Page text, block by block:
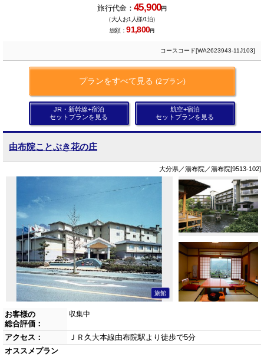
旅行代金：45,900円
（大人お1人様/1泊）
総額：91,800円
コースコード[WA2623943-11J103]
プランをすべて見る (2プラン)
JR・新幹線+宿泊
セットプランを見る
航空+宿泊
セットプランを見る
由布院ことぶき花の庄
大分県／湯布院／湯布院[9513-102]
旅館
お客様の
総合評価：
収集中
アクセス：
ＪＲ久大本線由布院駅より徒歩で5分
オススメプラン